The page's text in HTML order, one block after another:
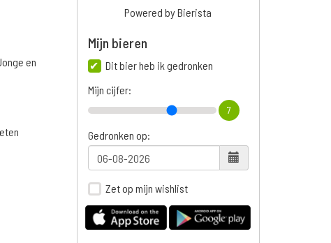
en
Powered by Bierista
Mijn bieren
Dit bier heb ik gedronken
Mijn cijfer:
7
Gedronken op:
Zet op mijn wishlist